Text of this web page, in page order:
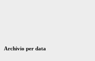
Archivio per data